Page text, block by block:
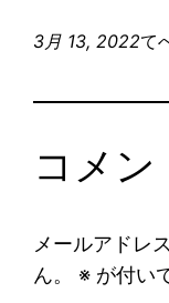
3月 13, 2022て
コメ
メールアドレ
ん。
※ が付い